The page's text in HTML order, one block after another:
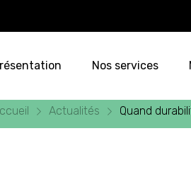
Nos services
Actualités Quand